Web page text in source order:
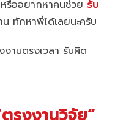
รืออยากหาคนช่วยรับ
ทักหาพี่ได้เลยนะครับ
านตรงเวลา รับผิด
รงงานวิจัย”